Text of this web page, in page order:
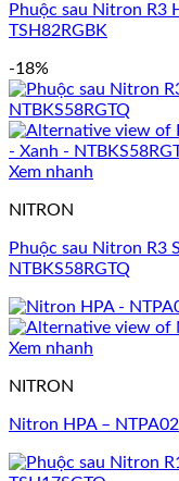
Phuộc sau Nitron R3
TSH82RGBK
-18%
Xem nhanh
NITRON
Phuộc sau Nitron R3
NTBKS58RGTQ
Xem nhanh
NITRON
Nitron HPA – NTPA02